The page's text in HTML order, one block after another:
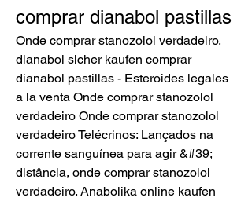
comprar dianabol pastillas
Onde comprar stanozolol verdadeiro,
dianabol sicher kaufen comprar
dianabol pastillas - Esteroides legales
a la venta Onde comprar stanozolol
verdadeiro Onde comprar stanozolol
verdadeiro Telécrinos: Lançados na
corrente sanguínea para agir &#39;
distância, onde comprar stanozolol
verdadeiro. Anabolika online kaufen